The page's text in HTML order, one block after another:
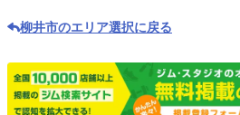
柳井市のエリア選択に戻る